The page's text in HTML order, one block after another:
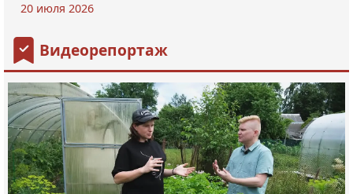
20 июля 2026
Видеорепортаж